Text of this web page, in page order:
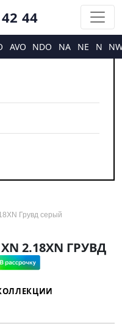
44
AVO NDO NA NE N
Грувд серый
2.18XN ГРУВД